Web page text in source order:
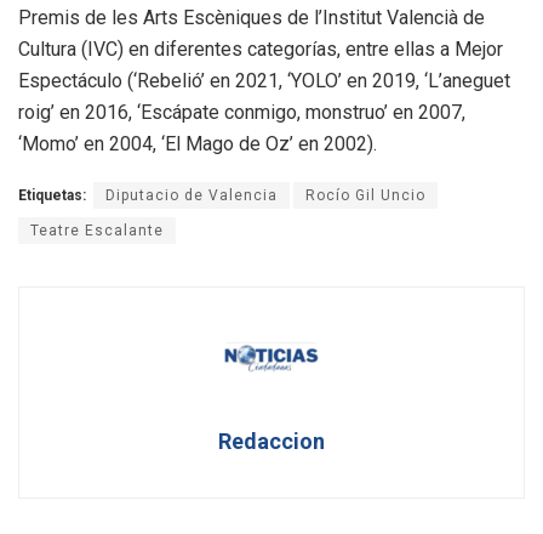
Premis de les Arts Escèniques de l’Institut Valencià de
Cultura (IVC) en diferentes categorías, entre ellas a Mejor
Espectáculo (‘Rebelió’ en 2021, ‘YOLO’ en 2019, ‘L’aneguet
roig’ en 2016, ‘Escápate conmigo, monstruo’ en 2007,
‘Momo’ en 2004, ‘El Mago de Oz’ en 2002).
Etiquetas: Diputacio de Valencia Rocío Gil Uncio
Teatre Escalante
Redaccion